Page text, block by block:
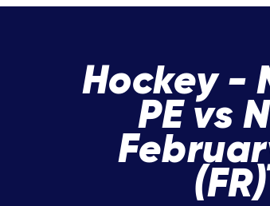
Hockey -
PE vs
(FR)